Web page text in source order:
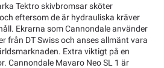
Tektro skivbromsar sköter
eftersom de är hydrauliska kräver
från DT Swiss och anses allmänt vara
Extra viktigt på en
Cannondale Mavaro Neo SL 1 är